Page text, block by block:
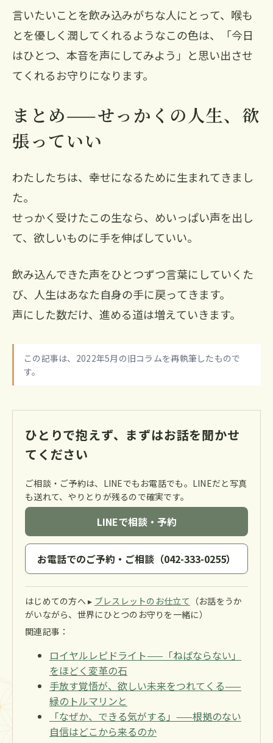
言いたいことを飲み込みがちな人にとって、喉も
とを優しく潤してくれるようなこの色は、「今日
はひとつ、本音を声にしてみよう」と思い出させ
てくれるお守りになります。
まとめ——せっかくの人生、欲
張っていい
わたしたちは、幸せになるために生まれてきまし
た。
せっかく受けたこの生なら、めいっぱい声を出し
て、欲しいものに手を伸ばしていい。
飲み込んできた声をひとつずつ言葉にしていくた
び、人生はあなた自身の手に戻ってきます。
声にした数だけ、進める道は増えていきます。
この記事は、2022年5月の旧コラムを再執筆したもので
す。
ひとりで抱えず、まずはお話を聞かせ
てください
ご相談・ご予約は、LINEでもお電話でも。LINEだと写真
も送れて、やりとりが残るので確実です。
LINEで相談・予約
お電話でのご予約・ご相談（042-333-0255）
はじめての方へ ▸ ブレスレットのお仕立て （お話をうか
がいながら、世界にひとつのお守りを一緒に）
関連記事：
ロイヤルレピドライト——「ねばならない」
をほどく変革の石
手放す覚悟が、欲しい未来をつれてくる——
緑のトルマリンと
「なぜか、できる気がする」——根拠のない
自信はどこから来るのか